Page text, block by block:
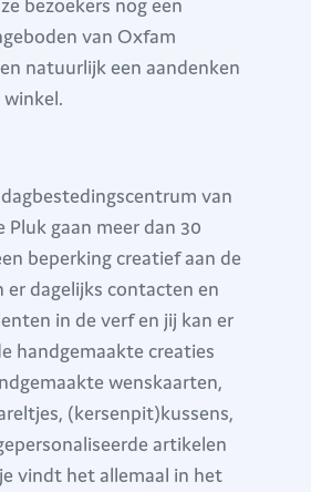
bezoekers nog een
van Oxfam
natuurlijk een aandenken
van
Pluk gaan meer dan 30
beperking creatief aan de
er dagelijks contacten en
in de verf en jij kan er
handgemaakte creaties
wenskaarten,
(kersenpit)kussens,
artikelen
vindt het allemaal in het